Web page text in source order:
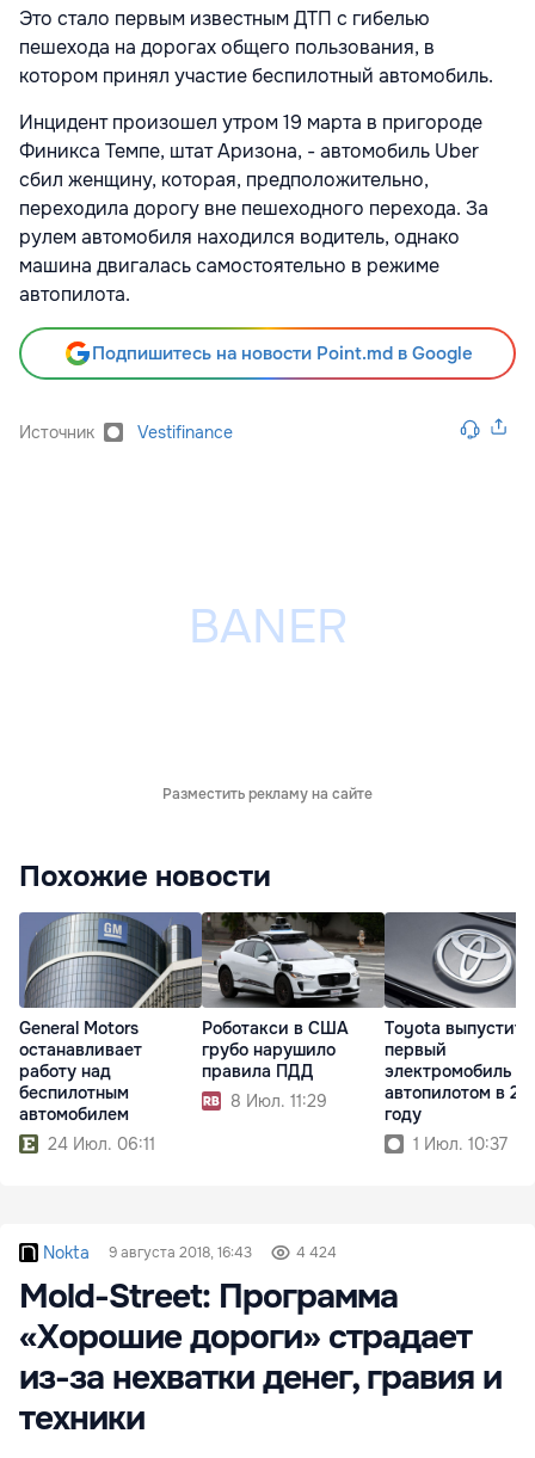
Это стало первым известным ДТП с гибелью
пешехода на дорогах общего пользования, в
котором принял участие беспилотный автомобиль.
Инцидент произошел утром 19 марта в пригороде
Финикса Темпе, штат Аризона, - автомобиль Uber
сбил женщину, которая, предположительно,
переходила дорогу вне пешеходного перехода. За
рулем автомобиля находился водитель, однако
машина двигалась самостоятельно в режиме
автопилота.
Подпишитесь на новости Point.md в Google
Источник Vestifinance
Разместить рекламу на сайте
Похожие новости
General Motors
останавливает
работу над
беспилотным
автомобилем
24 Июл. 06:11
Роботакси в США
грубо нарушило
правила ПДД
8 Июл. 11:29
Toyota выпустит
первый
электромобиль с
автопилотом в
году
1 Июл. 10:37
Nokta 9 августа 2018, 16:43 4 424
Mold-Street: Программа
«Хорошие дороги» страдает
из-за нехватки денег, гравия и
техники